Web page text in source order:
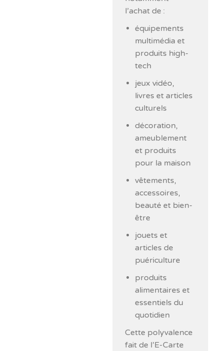
l’achat de :
équipements
multimédia et
produits high-
tech
jeux vidéo,
livres et articles
culturels
décoration,
ameublement
et produits
pour la maison
vêtements,
accessoires,
beauté et bien-
être
jouets et
articles de
puériculture
produits
alimentaires et
essentiels du
quotidien
Cette polyvalence
fait de l’E-Carte